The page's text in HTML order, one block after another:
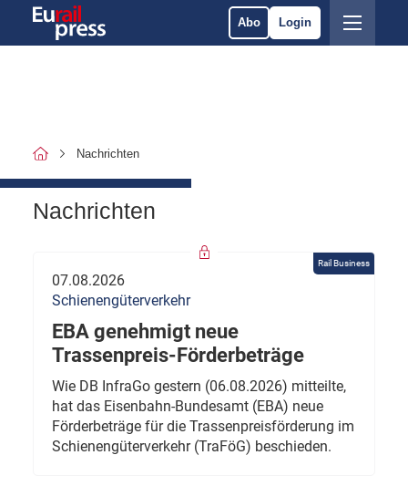
Abo Login
Nachrichten
Nachrichten
Rail Business
07.08.2026
Schienengüterverkehr
EBA genehmigt neue
Trassenpreis-Förderbeträge
Wie DB InfraGo gestern (06.08.2026) mitteilte,
hat das Eisenbahn-Bundesamt (EBA) neue
Förderbeträge für die Trassenpreisförderung im
Schienengüterverkehr (TraFöG) beschieden.